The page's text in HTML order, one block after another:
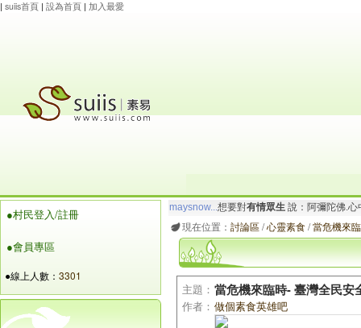
| suiis首頁 | 設為首頁 | 加入最愛
●村民登入/註冊
●會員專區
●線上人數： 3301
maysnow...想要對有情眾生 說：阿彌陀佛.
玲瓏虹想要對 有情眾生說：阿彌陀佛.心寬
現在位置： 討論區/心靈素食/當危機來
主題： 當危機來臨時- 臺灣全民
作者： 做個素食英雄吧